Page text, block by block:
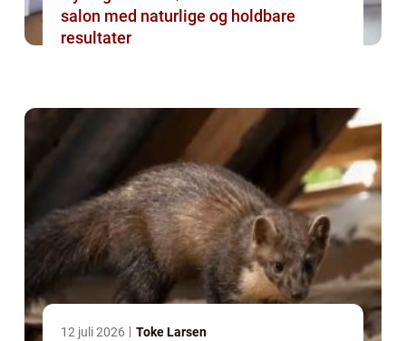
salon med naturlige og holdbare
resultater
12 juli 2026 Toke Larsen